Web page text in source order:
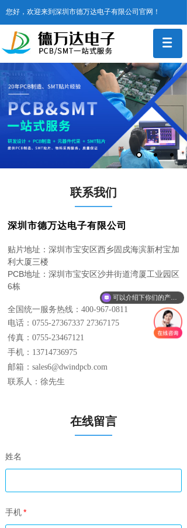
您好，欢迎来到深圳市德万达电子有限公司官网！
联系我们
深圳市德万达电子有限公司
贴片地址：深圳市宝安区西乡固戍海滨新村宝加
利大厦三楼
PCB地址：深圳市宝安区沙井街道湾厦工业园区
6栋
全国统一服务热线：400-967-0811
电话：0755-27367337 27367175
传真：0755-23467121
手机：13714736975
邮箱：sales6@dwindpcb.com
联系人：徐先生
在线留言
姓名
手机*
可以介绍下你们的产品么